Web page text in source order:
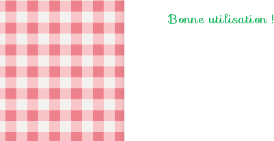
Bonne utilisation !